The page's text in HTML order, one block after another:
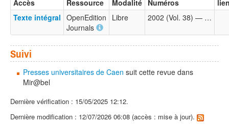
Accès Ressource Modalité Numéros
Texte intégral OpenEdition
Journals
Libre 2002 (Vol. 38) — …
Suivi
Presses universitaires de Caen suit cette revue dans
Mir@bel
Dernière vérification : 15/05/2025 12:12.
Dernière modification : 12/07/2026 06:08 (accès : mise à jour).